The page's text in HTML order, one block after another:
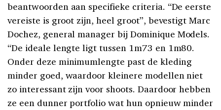
beantwoorden aan specifieke criteria. “De eerste
vereiste is groot zijn, heel groot”, bevestigt Marc
Dochez, general manager bij Dominique Models.
“De ideale lengte ligt tussen 1m73 en 1m80.
Onder deze minimumlengte past de kleding
minder goed, waardoor kleinere modellen niet
zo interessant zijn voor shoots. Daardoor hebben
ze een dunner portfolio wat hun opnieuw minder